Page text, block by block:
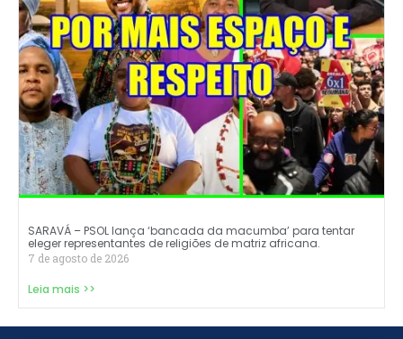
SARAVÁ – PSOL lança ‘bancada da macumba’ para tentar
eleger representantes de religiões de matriz africana.
7 de agosto de 2026
Leia mais >>